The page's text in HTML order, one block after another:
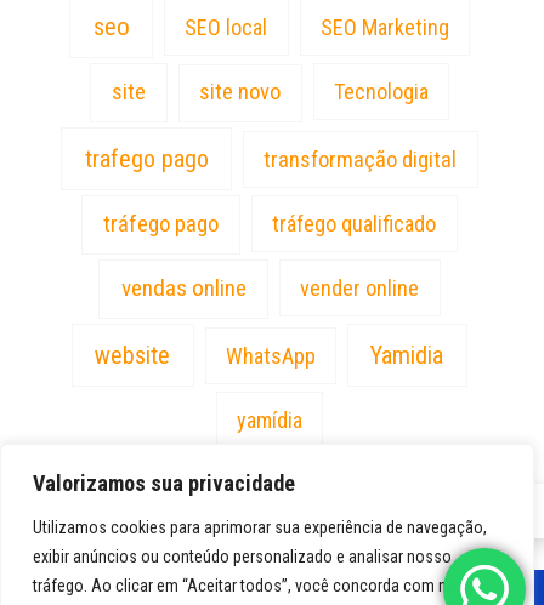
Valorizamos sua privacidade
Utilizamos cookies para aprimorar sua experiência de navegação,
exibir anúncios ou conteúdo personalizado e analisar nosso
tráfego. Ao clicar em “Aceitar todos”, você concorda com nosso
seo SEO local SEO Marketing
site site novo Tecnologia
trafego pago transformação digital
tráfego pago tráfego qualificado
vendas online vender online
website WhatsApp Yamidia
yamídia